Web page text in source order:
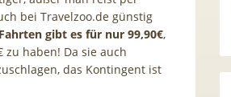
bei Travelzoo.de günstig
gibt es für nur 99,90€,
haben! Da sie auch
das Kontingent ist
+
Allnet
50€ Wechselbonus! 🎉
Vodafone Allnet für 7,99€
| 0,00€
5,91€